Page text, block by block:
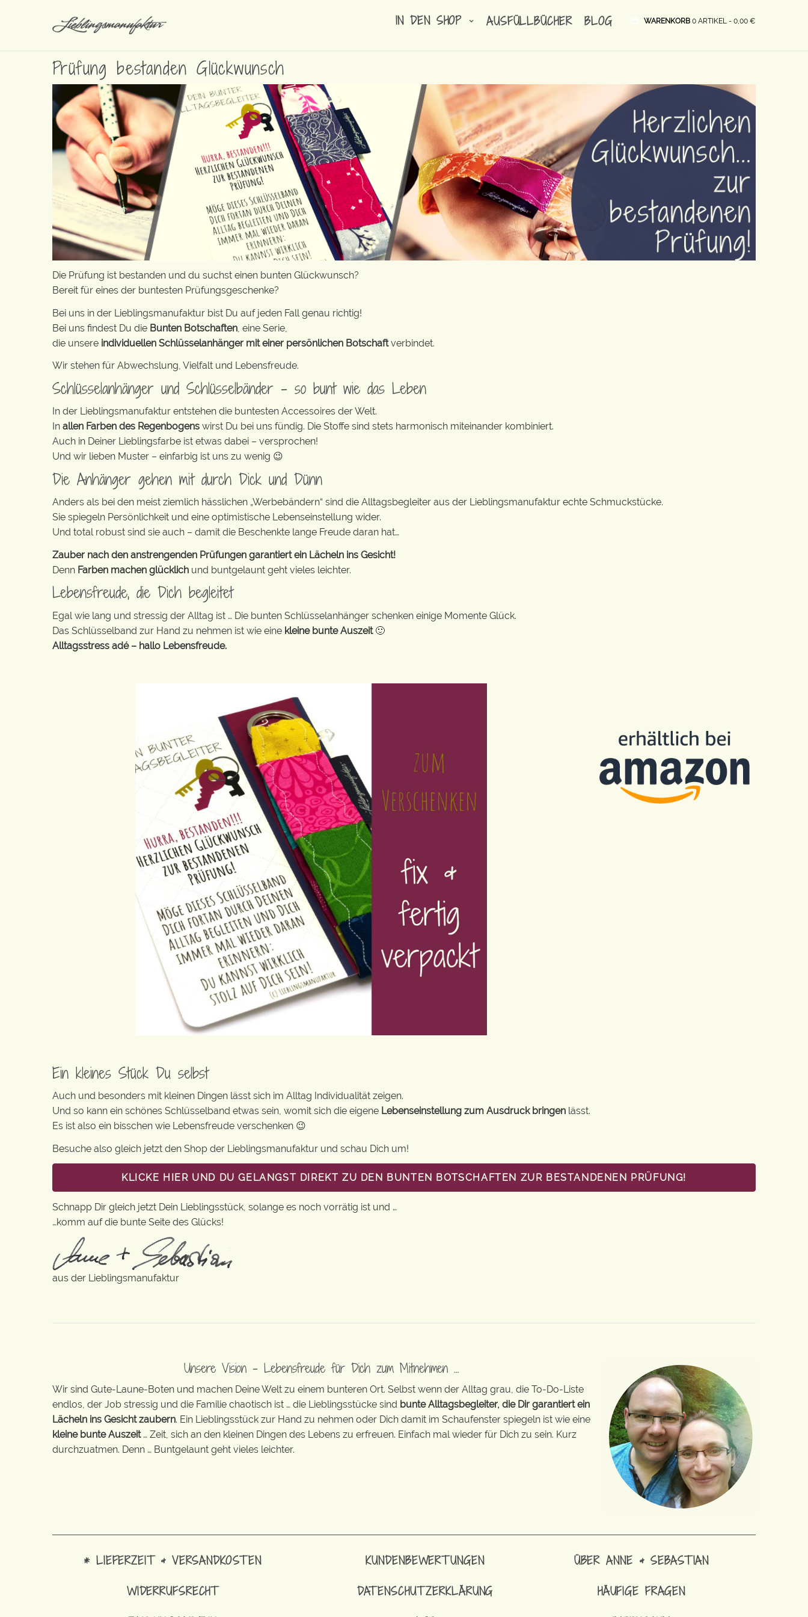
IN DEN SHOP AUSFÜLLBÜCHER BLOG WARENKORB 0 ARTIKEL - 0,00 €
Prüfung bestanden Glückwunsch
Die Prüfung ist bestanden und du suchst einen bunten Glückwunsch?
Bereit für eines der buntesten Prüfungsgeschenke?
Bei uns in der Lieblingsmanufaktur bist Du auf jeden Fall genau richtig!
Bei uns findest Du die Bunten Botschaften , eine Serie,
die unsere individuellen Schlüsselanhänger mit einer persönlichen Botschaftverbindet.
Wir stehen für Abwechslung, Vielfalt und Lebensfreude.
Schlüsselanhänger und Schlüsselbänder – so bunt wie das Leben
In der Lieblingsmanufaktur entstehen die buntesten Accessoires der Welt.
In allen Farben des Regenbogens wirst Du bei uns fündig. Die Stoffe sind stets harmonisch miteinander kombiniert.
Auch in Deiner Lieblingsfarbe ist etwas dabei – versprochen!
Und wir lieben Muster – einfarbig ist uns zu wenig 😉
Die Anhänger gehen mit durch Dick und Dünn
Anders als bei den meist ziemlich hässlichen „Werbebändern“ sind die Alltagsbegleiter aus der Lieblingsmanufaktur echte Schmuckstücke.
Sie spiegeln Persönlichkeit und eine optimistische Lebenseinstellung wider.
Und total robust sind sie auch – damit die Beschenkte lange Freude daran hat…
Zauber nach den anstrengenden Prüfungen garantiert ein Lächeln ins Gesicht!
Denn Farben machen glücklich und buntgelaunt geht vieles leichter.
Lebensfreude, die Dich begleitet
Egal wie lang und stressig der Alltag ist … Die bunten Schlüsselanhänger schenken einige Momente Glück.
Das Schlüsselband zur Hand zu nehmen ist wie eine kleine bunte Auszeit🙂
Alltagsstress adé – hallo Lebensfreude.
Ein kleines Stück Du selbst
Auch und besonders mit kleinen Dingen lässt sich im Alltag Individualität zeigen.
Und so kann ein schönes Schlüsselband etwas sein, womit sich die eigene Lebenseinstellung zum Ausdruck bringen lässt.
Es ist also ein bisschen wie Lebensfreude verschenken 😉
Besuche also gleich jetzt den Shop der Lieblingsmanufaktur und schau Dich um!
KLICKE HIER UND DU GELANGST DIREKT ZU DEN BUNTEN BOTSCHAFTEN ZUR BESTANDENEN PRÜFUNG!
Schnapp Dir gleich jetzt Dein Lieblingsstück, solange es noch vorrätig ist und …
…komm auf die bunte Seite des Glücks!
aus der Lieblingsmanufaktur
Unsere Vision – Lebensfreude für Dich zum Mitnehmen …
Wir sind Gute-Laune-Boten und machen Deine Welt zu einem bunteren Ort. Selbst wenn der Alltag grau, die To-Do-Liste
endlos, der Job stressig und die Familie chaotisch ist … die Lieblingsstücke sind bunte Alltagsbegleiter, die Dir garantiert ein
Lächeln ins Gesicht zaubern. Ein Lieblingsstück zur Hand zu nehmen oder Dich damit im Schaufenster spiegeln ist wie eine
kleine bunte Auszeit… Zeit, sich an den kleinen Dingen des Lebens zu erfreuen. Einfach mal wieder für Dich zu sein. Kurz
durchzuatmen. Denn … Buntgelaunt geht vieles leichter.
* LIEFERZEIT & VERSANDKOSTEN
WIDERRUFSRECHT
KUNDENBEWERTUNGEN
DATENSCHUTZERKLÄRUNG
ÜBER ANNE & SEBASTIAN
HÄUFIGE FRAGEN